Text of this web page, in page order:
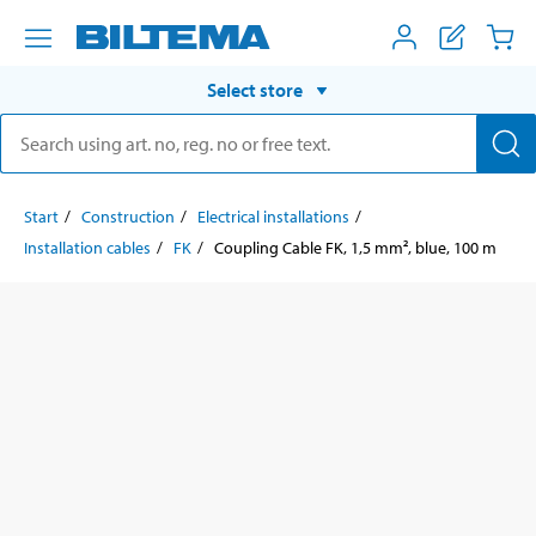
Select store
Start Construction
Electrical installations
Installation cables
FK Coupling Cable FK, 1,5 mm², blue, 100 m